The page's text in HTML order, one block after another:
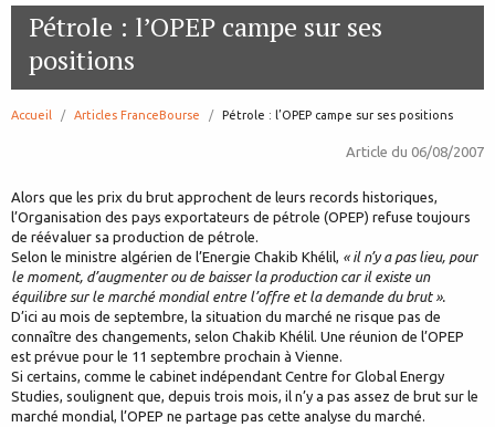
Pétrole : l’OPEP campe sur ses
positions
Accueil Articles FranceBourse page:
Pétrole : l’OPEP campe sur ses positions
Article du 06/08/2007
Alors que les prix du brut approchent de leurs records historiques,
l’Organisation des pays exportateurs de pétrole (OPEP) refuse toujours
de réévaluer sa production de pétrole.
Selon le ministre algérien de l’Energie Chakib Khélil, « il n’y a pas lieu, pour
le moment, d’augmenter ou de baisser la production car il existe un
équilibre sur le marché mondial entre l’offre et la demande du brut ».
D’ici au mois de septembre, la situation du marché ne risque pas de
connaître des changements, selon Chakib Khélil. Une réunion de l’OPEP
est prévue pour le 11 septembre prochain à Vienne.
Si certains, comme le cabinet indépendant Centre for Global Energy
Studies, soulignent que, depuis trois mois, il n’y a pas assez de brut sur le
marché mondial, l’OPEP ne partage pas cette analyse du marché.